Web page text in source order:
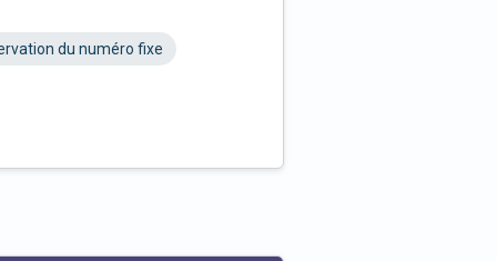
du numéro fixe